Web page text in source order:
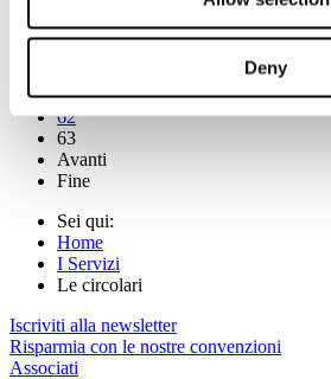
Deny
58
61
62
63
Avanti
Fine
Sei qui:
Home
I Servizi
Le circolari
Iscriviti alla newsletter
Risparmia con le nostre convenzioni
Associati